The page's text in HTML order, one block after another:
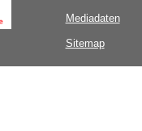
Mediadaten
Sitemap